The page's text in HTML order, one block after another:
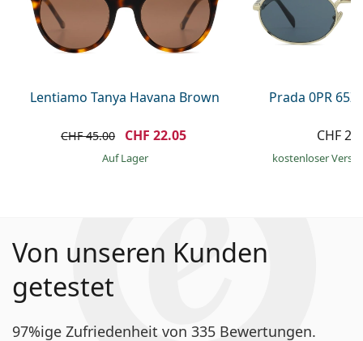
Lentiamo Tanya Havana Brown
CHF 45.00 CHF 22.05
auf Lager
Prada 0PR
CHF
kostenloser
Von unseren Kunden
getestet
97%ige Zufriedenheit von 335 Bewertungen.